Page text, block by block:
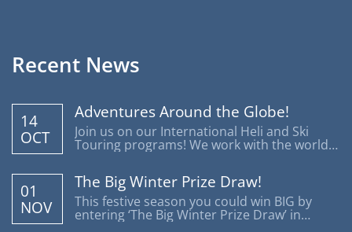
Recent News
14
OCT
Adventures Around the Globe!
Join us on our International Heli and Ski
Touring programs! We work with the world's
around the globe.
01
NOV
The Big Winter Prize Draw!
This festive season you could win BIG by
entering ‘The Big Winter Prize Draw’ in